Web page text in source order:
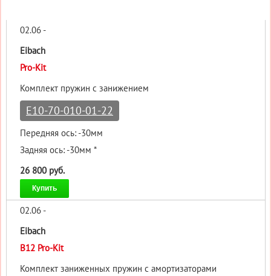
02.06 -
Eibach
Pro-Kit
Комплект пружин с занижением
E10-70-010-01-22
Передняя ось: -30мм
Задняя ось: -30мм *
26 800 руб.
Купить
02.06 -
Eibach
B12 Pro-Kit
Комплект заниженных пружин с амортизаторами